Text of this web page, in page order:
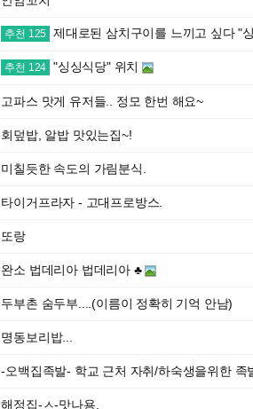
추천 125 제대로된 삼치구이를 느끼고 싶다 "
추천 124 "싱싱식당" 위치
고파스 맛게 유저들.. 정모 한번 해요~
회덮밥, 알밥 맛있는집~!
미칠듯한 속도의 가림분식.
타이거프라자 - 고대프로방스.
또랑
완소 법데리아 법데리아 ♣
두부촌 숨두부....(이름이 정확히 기억 안남)
명동보리밥...
-오백집족발- 학교 근처 자취/하숙생을위한 족
해정집-ㅅ-맛나용.